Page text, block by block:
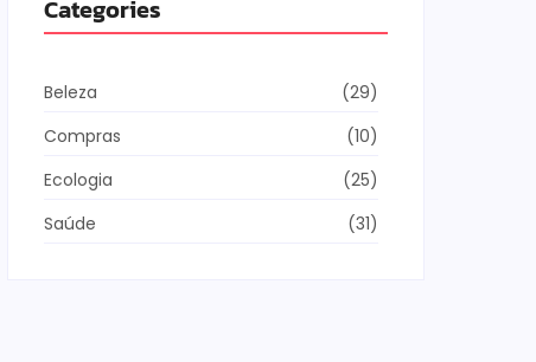
Categories
Beleza
(29)
Compras
(10)
Ecologia
(25)
Saúde
(31)